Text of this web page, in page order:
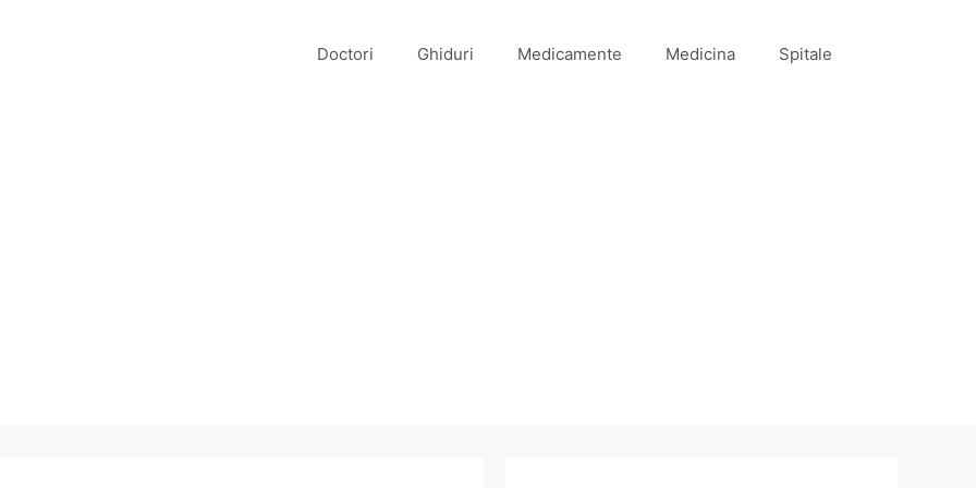
Doctori Ghiduri Medicamente Medicina Spitale